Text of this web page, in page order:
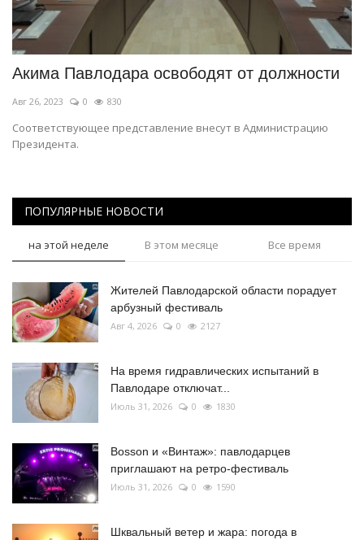
Акима Павлодара освободят от должности
Авг 26, 2023 0 830
Соответствующее представление внесут в Администрацию
Президента.
ПОПУЛЯРНЫЕ НОВОСТИ
на этой неделе В этом месяце Все время
Жителей Павлодарской области порадует
арбузный фестиваль
Авг 4, 2026 0 2127
На время гидравлических испытаний в
Павлодаре отключат...
Июль 31, 2026 0 1830
Bosson и «Винтаж»: павлодарцев
приглашают на ретро-фестиваль
Июль 31, 2026 0 1590
Шквальный ветер и жара: погода в